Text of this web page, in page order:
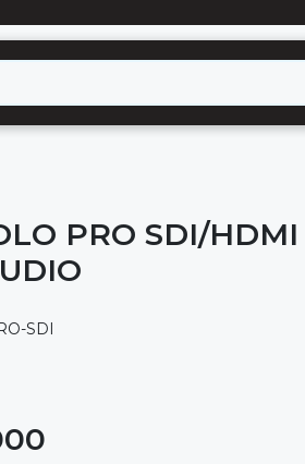
PRO SDI/
SDI